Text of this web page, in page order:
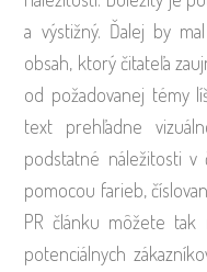
a výstižný. Ďalej by
obsah, ktorý čitateľa
od požadovanej témy
text prehľadne
podstatné náležitosti v
pomocou farieb,
PR článku môžete
potenciálnych